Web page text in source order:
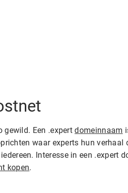
gewild. Een .expertdomeinnaam
waar experts hun
Interesse in een .expert
kopen.